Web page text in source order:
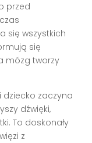
przed
się wszystkich
się
mózg tworzy
dziecko zaczyna
dźwięki,
To doskonały
z